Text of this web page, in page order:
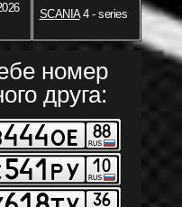
SCANIA4 - series
номер
друга: